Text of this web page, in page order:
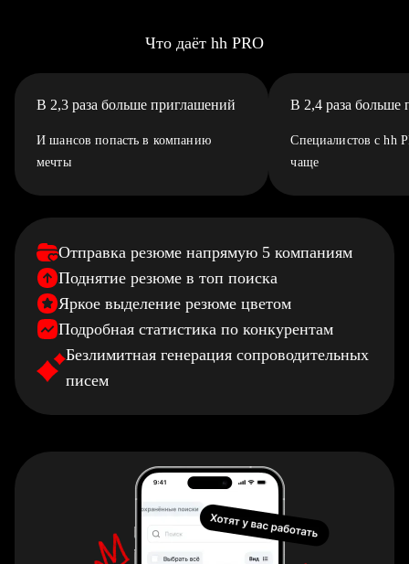
Что даёт hh PRO
В 2,3 раза больше приглашений
И шансов попасть в компанию
мечты
В 2,4 раза больше
Специалистов с hh
чаще
Отправка резюме напрямую 5 компаниям
Поднятие резюме в топ поиска
Яркое выделение резюме цветом
Подробная статистика по конкурентам
Безлимитная генерация сопроводительных
писем